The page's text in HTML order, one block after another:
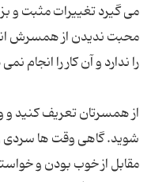
می گیرد تغییرات مثبت و
محبت ندیدن از همسرش
از همسرتان تعریف کنید و
شوید. گاهی وقت ها سردی
مقابل از خوب بودن و